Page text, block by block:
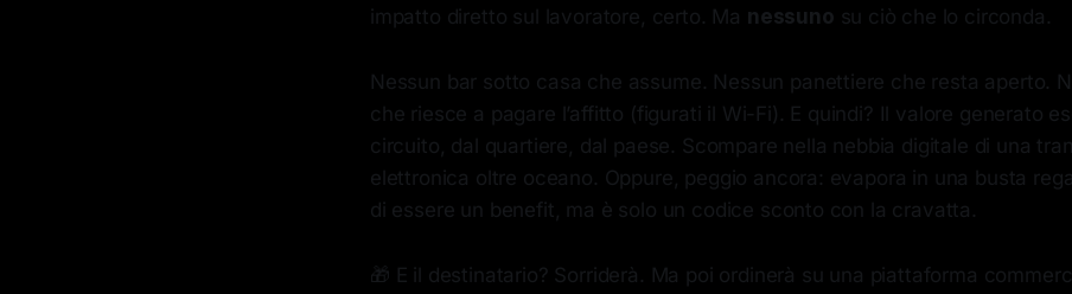
impatto diretto sul lavoratore, certo. Ma nessuno su ciò che lo circonda.
Nessun bar sotto casa che assume. Nessun panettiere che resta aperto.
che riesce a pagare l’affitto (figurati il Wi-Fi). E quindi? Il valore generato
circuito, dal quartiere, dal paese. Scompare nella nebbia digitale di una
elettronica oltre oceano. Oppure, peggio ancora: evapora in una busta
di essere un benefit, ma è solo un codice sconto con la cravatta.
🎁 E il destinatario? Sorriderà. Ma poi ordinerà su una piattaforma